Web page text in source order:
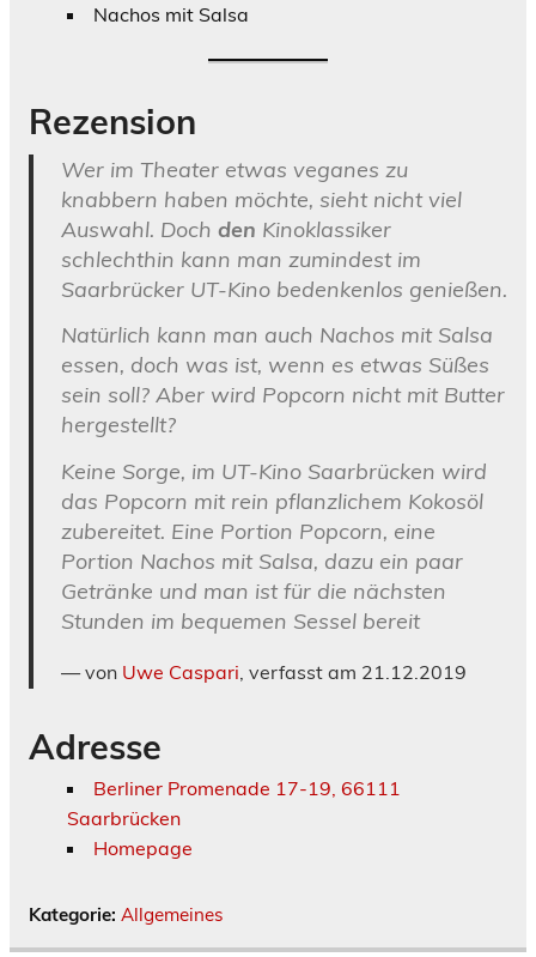
Nachos mit Salsa
Rezension
Wer im Theater etwas veganes zu
knabbern haben möchte, sieht nicht viel
Auswahl. Doch den Kinoklassiker
schlechthin kann man zumindest im
Saarbrücker UT-Kino bedenkenlos genießen.
Natürlich kann man auch Nachos mit Salsa
essen, doch was ist, wenn es etwas Süßes
sein soll? Aber wird Popcorn nicht mit Butter
hergestellt?
Keine Sorge, im UT-Kino Saarbrücken wird
das Popcorn mit rein pflanzlichem Kokosöl
zubereitet. Eine Portion Popcorn, eine
Portion Nachos mit Salsa, dazu ein paar
Getränke und man ist für die nächsten
Stunden im bequemen Sessel bereit
von Uwe Caspari , verfasst am 21.12.2019
Adresse
Berliner Promenade 17-19, 66111
Saarbrücken
Homepage
Kategorie: Allgemeines